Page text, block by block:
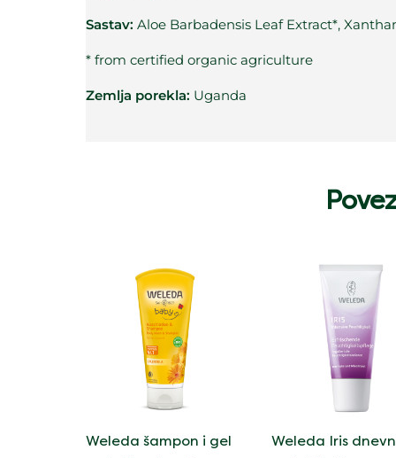
Sastav: Aloe Barbadensis Leaf Extract*,
* from certified organic agriculture
Zemlja porekla: Uganda
Weleda šampon i gel
Weleda Iris